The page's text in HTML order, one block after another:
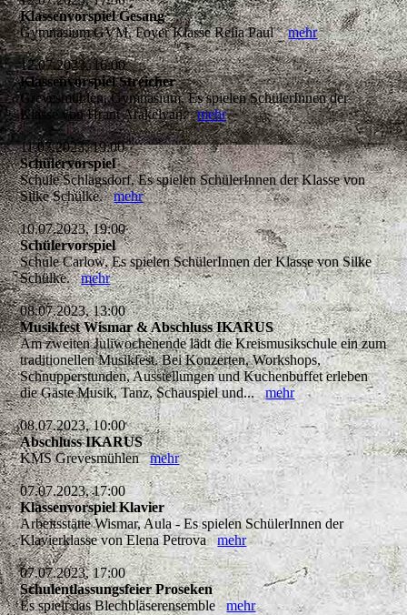
Klassenvorspiel Gesang
Gymnasium GVM, Foyer Klasse Relia Paulmehr
12.07.2023, 16:00
Klassenvorspiel Streicher
Grevesmühlen, Gymnasium, Es spielen SchülerInnen der
Klasse von Hrant Arakelyan.mehr
11.07.2023, 19:00
Schülervorspiel
Schule Schlagsdorf, Es spielen SchülerInnen der Klasse von
Silke Schülke.mehr
10.07.2023, 19:00
Schülervorspiel
Schule Carlow, Es spielen SchülerInnen der Klasse von Silke
Schülke.mehr
08.07.2023, 13:00
Musikfest Wismar & Abschluss IKARUS
Am zweiten Juliwochenende lädt die Kreismusikschule ein zum
traditionellen Musikfest. Bei Konzerten, Workshops,
Schnupperstunden, Ausstellungen und Kuchenbuffet erleben
die Gäste Musik, Tanz, Schauspiel und...mehr
08.07.2023, 10:00
Abschluss IKARUS
KMS Grevesmühlenmehr
07.07.2023, 17:00
Klassenvorspiel Klavier
Arbeitsstätte Wismar, Aula - Es spielen SchülerInnen der
Klavierklasse von Elena Petrovamehr
07.07.2023, 17:00
Schulentlassungsfeier Proseken
Es spielt das Blechbläserensemblemehr